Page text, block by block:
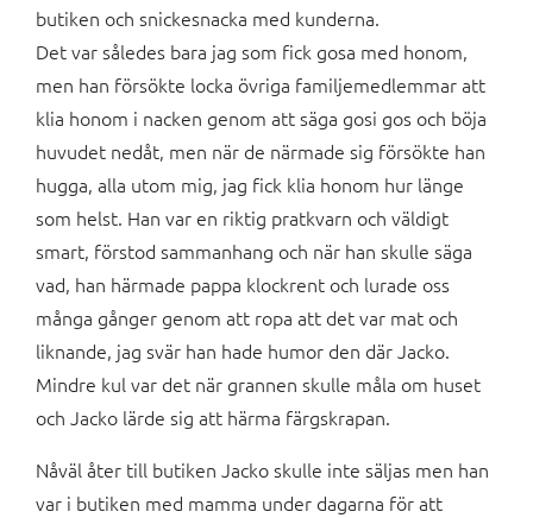
butiken och snickesnacka med kunderna.
Det var således bara jag som fick gosa med honom,
men han försökte locka övriga familjemedlemmar att
klia honom i nacken genom att säga gosi gos och böja
huvudet nedåt, men när de närmade sig försökte han
hugga, alla utom mig, jag fick klia honom hur länge
som helst. Han var en riktig pratkvarn och väldigt
smart, förstod sammanhang och när han skulle säga
vad, han härmade pappa klockrent och lurade oss
många gånger genom att ropa att det var mat och
liknande, jag svär han hade humor den där Jacko.
Mindre kul var det när grannen skulle måla om huset
och Jacko lärde sig att härma färgskrapan.
Nåväl åter till butiken Jacko skulle inte säljas men han
var i butiken med mamma under dagarna för att